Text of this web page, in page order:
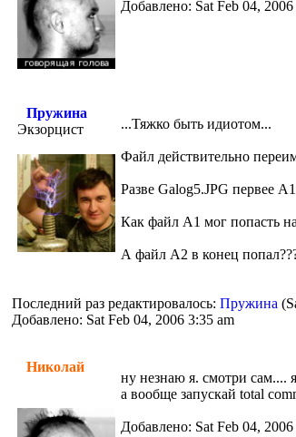
Добавлено: Sat Feb 04,
Пружина
Экзорцист
...Тяжко быть идиотом...
Файл действительно
Разве Galog5.JPG первее
Как файл A1 мог попасть
А файл A2 в конец
Последний раз редактировалось: Пружина
Добавлено: Sat Feb 04, 2006 3:35 am
Николай
ну незнаю я. смотри сам....
а вообще запускай total
Добавлено: Sat Feb 04,